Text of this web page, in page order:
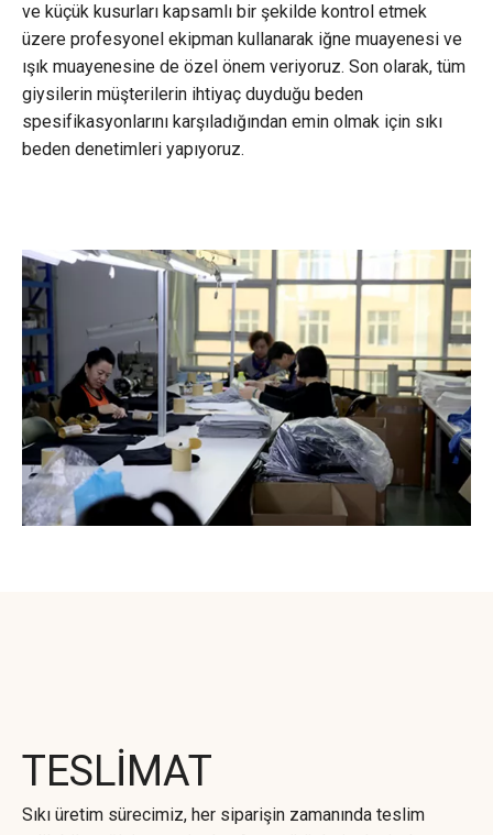
ve küçük kusurları kapsamlı bir şekilde kontrol etmek
üzere profesyonel ekipman kullanarak iğne muayenesi ve
ışık muayenesine de özel önem veriyoruz. Son olarak, tüm
giysilerin müşterilerin ihtiyaç duyduğu beden
spesifikasyonlarını karşıladığından emin olmak için sıkı
beden denetimleri yapıyoruz.
TESLİMAT
Sıkı üretim sürecimiz, her siparişin zamanında teslim